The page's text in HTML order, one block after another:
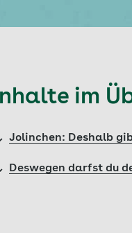
im
Jolinchen: Deshalb
Deswegen darfst du